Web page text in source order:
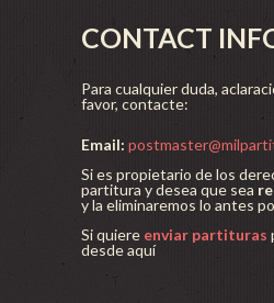
CONTACT
Para cualquier duda,
favor, contacte:
Email:
Si es propietario de los
partitura y desea que sea
y la eliminaremos lo antes
Si quiere enviar partituras
desde aquí